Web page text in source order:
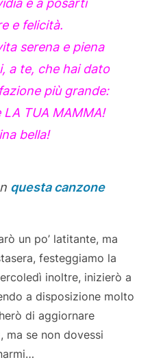
e a posarti
e felicità.
serena e piena
a te, che hai dato
più grande:
LA TUA MAMMA!
bella!
questa canzone
un po’ latitante, ma
festeggiamo la
inoltre, inizierò a
a disposizione molto
di aggiornare
ma se non dovessi